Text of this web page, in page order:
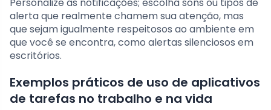
alerta que realmente chamem sua atenção, mas
que sejam igualmente respeitosos ao ambiente em
que você se encontra, como alertas silenciosos em
escritórios.
Exemplos práticos de uso de aplicativos
de tarefas no trabalho e na vida